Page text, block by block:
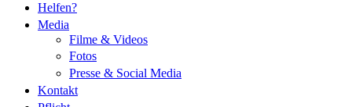
Helfen?
Media
Filme & Videos
Fotos
Presse & Social Media
Kontakt